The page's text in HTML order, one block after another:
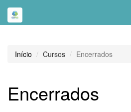
Início Cursos Encerrados
Encerrados